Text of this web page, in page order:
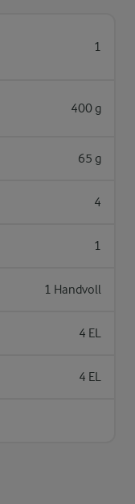
1
400 g
65 g
4
1
1 Handvoll
4 EL
4 EL